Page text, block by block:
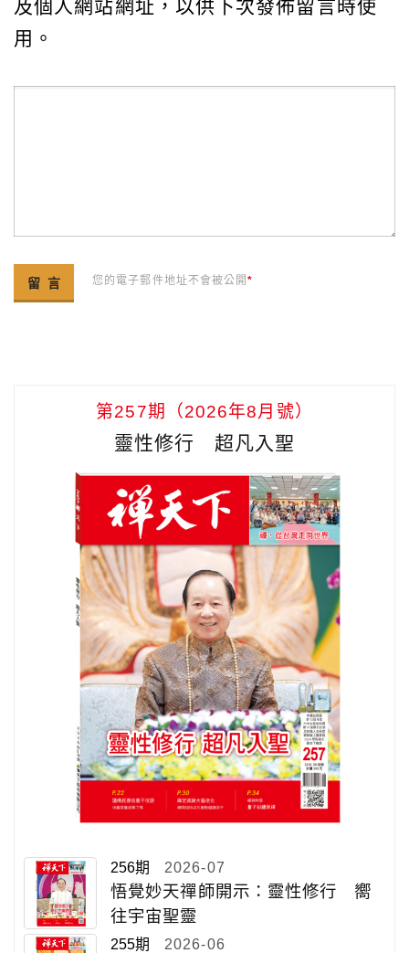
及個人網站網址，以供下次發佈留言時使
用。
您的電子郵件地址不會被公開*
第257期（2026年8月號）
靈性修行 超凡入聖
256期 2026-07
悟覺妙天禪師開示：靈性修行 嚮
往宇宙聖靈
255期 2026-06